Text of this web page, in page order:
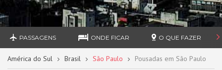
PASSAGENS ONDE FICAR O QUE FAZER
América do Sul Brasil São Paulo Pousadas em São Paulo